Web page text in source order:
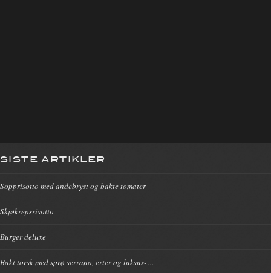
SISTE ARTIKLER
Sopprisotto med andebryst og bakte tomater
Skjøkrepsrisotto
Burger deluxe
Bakt torsk med sprø serrano, erter og luksus- ...